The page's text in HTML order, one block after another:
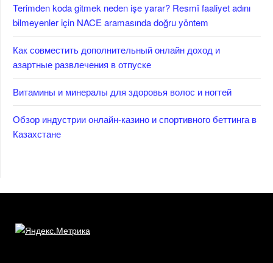
Terimden koda gitmek neden işe yarar? Resmî faaliyet adını
bilmeyenler için NACE aramasında doğru yöntem
Как совместить дополнительный онлайн доход и
азартные развлечения в отпуске
Витамины и минералы для здоровья волос и ногтей
Обзор индустрии онлайн-казино и спортивного беттинга в
Казахстане